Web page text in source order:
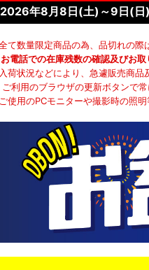
2026年8月8日(土)～9日(日
て数量限定商品の為、品切れの際
電話での在庫残数の確認及びお取
荷状況などにより、急遽販売商品
ご利用のブラウザの更新ボタンで
使用のPCモニターや撮影時の照